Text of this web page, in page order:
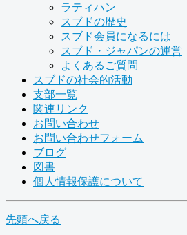
ラティハン
スブドの歴史
スブド会員になるには
スブド・ジャパンの運営
よくあるご質問
スブドの社会的活動
支部一覧
関連リンク
お問い合わせ
お問い合わせフォーム
ブログ
図書
個人情報保護について
先頭へ戻る